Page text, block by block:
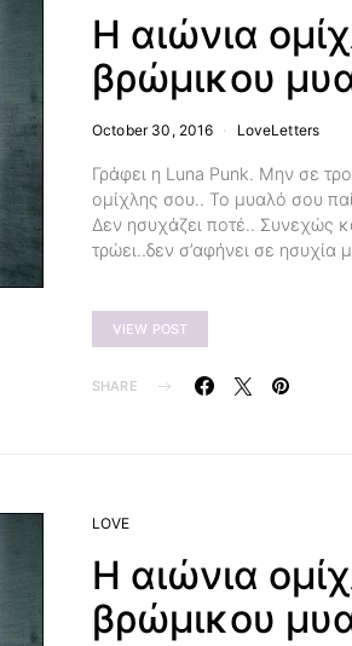
Η αιώνια
βρώμικου
October 30, 2016 LoveLetters
Γράφει η Luna Punk. Μην σε
ομίχλης σου.. Το μυαλό σου
Δεν ησυχάζει ποτέ.. Συνεχώς
τρώει..δεν σ’αφήνει σε ησυχία
VIEW POST
SHARE
LOVE
Η αιώνια
βρώμικου